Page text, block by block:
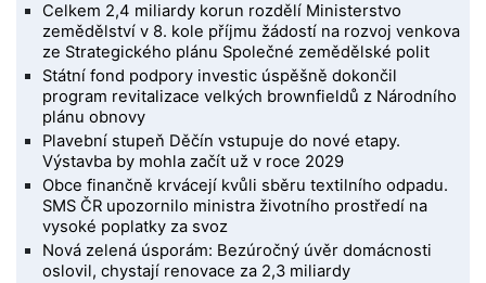
Celkem 2,4 miliardy korun rozdělí Ministerstvo
zemědělství v 8. kole příjmu žádostí na rozvoj venkova
ze Strategického plánu Společné zemědělské polit
Státní fond podpory investic úspěšně dokončil
program revitalizace velkých brownfieldů z Národního
plánu obnovy
Plavební stupeň Děčín vstupuje do nové etapy.
Výstavba by mohla začít už v roce 2029
Obce finančně krvácejí kvůli sběru textilního odpadu.
SMS ČR upozornilo ministra životního prostředí na
vysoké poplatky za svoz
Nová zelená úsporám: Bezúročný úvěr domácnosti
oslovil, chystají renovace za 2,3 miliardy